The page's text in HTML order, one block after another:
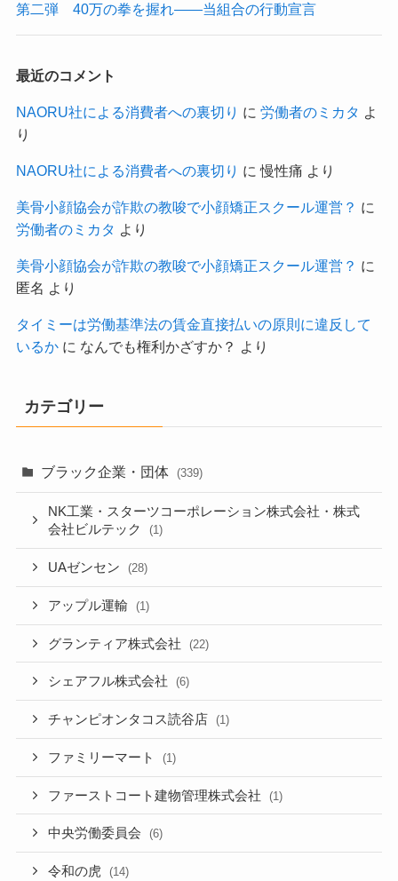
第二弾 40万の拳を握れ——当組合の行動宣言
最近のコメント
NAORU社による消費者への裏切り に 労働者のミカタ よ
り
NAORU社による消費者への裏切り に慢性痛 より
美骨小顔協会が詐欺の教唆で小顔矯正スクール運営？ に
労働者のミカタ より
美骨小顔協会が詐欺の教唆で小顔矯正スクール運営？ に
匿名 より
タイミーは労働基準法の賃金直接払いの原則に違反して
いるかに なんでも権利かざすか？ より
カテゴリー
ブラック企業・団体 (339)
NK工業・スターツコーポレーション株式会社・株式
会社ビルテック
(1)
UAゼンセン (28)
アップル運輸 (1)
グランティア株式会社 (22)
シェアフル株式会社 (6)
チャンピオンタコス読谷店 (1)
ファミリーマート (1)
ファーストコート建物管理株式会社 (1)
中央労働委員会 (6)
令和の虎 (14)